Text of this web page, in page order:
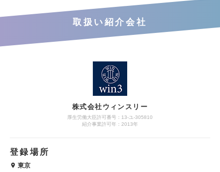
取扱い紹介会社
株式会社ウィンスリー
厚生労働大臣許可番号：13-ユ-305810
紹介事業許可年：2013年
登録場所
東京